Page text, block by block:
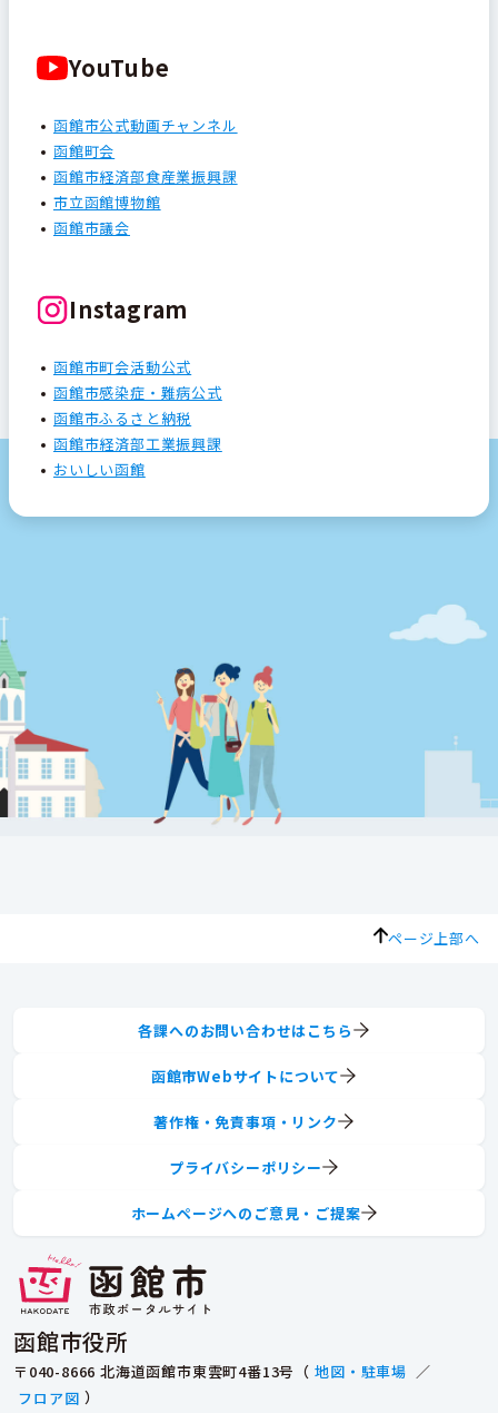
YouTube
函館市公式動画チャンネル
函館町会
函館市経済部食産業振興課
市立函館博物館
函館市議会
Instagram
函館市町会活動公式
函館市感染症・難病公式
函館市ふるさと納税
函館市経済部工業振興課
おいしい函館
ページ上部へ
函館市役所
〒040-8666 北海道函館市東雲町4番13号（ 地図・駐車場 ／
フロア図 ）
各課へのお問い合わせはこちら
函館市Webサイトについて
著作権・免責事項・リンク
プライバシーポリシー
ホームページへのご意見・ご提案